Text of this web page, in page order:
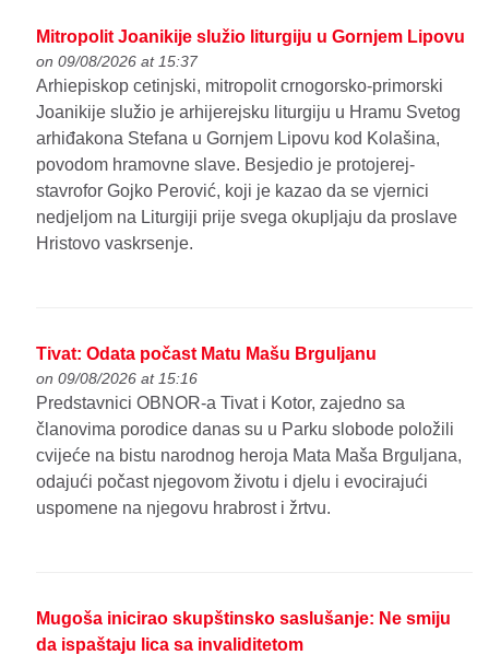
Mitropolit Joanikije služio liturgiju u Gornjem Lipovu
on 09/08/2026 at 15:37
Arhiepiskop cetinjski, mitropolit crnogorsko-primorski
Joanikije služio je arhijerejsku liturgiju u Hramu Svetog
arhiđakona Stefana u Gornjem Lipovu kod Kolašina,
povodom hramovne slave. Besjedio je protojerej-
stavrofor Gojko Perović, koji je kazao da se vjernici
nedjeljom na Liturgiji prije svega okupljaju da proslave
Hristovo vaskrsenje.
Tivat: Odata počast Matu Mašu Brguljanu
on 09/08/2026 at 15:16
Predstavnici OBNOR-a Tivat i Kotor, zajedno sa
članovima porodice danas su u Parku slobode položili
cvijeće na bistu narodnog heroja Mata Maša Brguljana,
odajući počast njegovom životu i djelu i evocirajući
uspomene na njegovu hrabrost i žrtvu.
Mugoša inicirao skupštinsko saslušanje: Ne smiju
da ispaštaju lica sa invaliditetom